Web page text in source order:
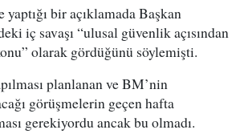
yaptığı bir açıklamada Başkan
iç savaşı “ulusal güvenlik açısından
olarak gördüğünü söylemişti.
planlanan ve BM’nin
görüşmelerin geçen hafta
gerekiyordu ancak bu olmadı.